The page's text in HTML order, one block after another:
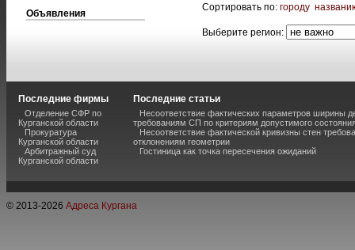
Объявления
Сортировать по: городу
Выберите регион:
Последние фирмы
Отделение СФР по
Курганской области
Прокуратура
Курганской области
Арбитражный суд
Курганской области
Последние статьи
Несоответствие фактических параметров ширины
требованиям СП по критериям допустимого
Несоответствие фактической кривизны стен
отклонениям геометрии
Гостиница как точка пересечения ожиданий
© 2013-2026 Адреса Кургана